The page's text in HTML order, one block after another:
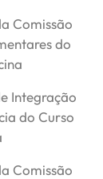
Comissão
do
Integração
do Curso
Comissão